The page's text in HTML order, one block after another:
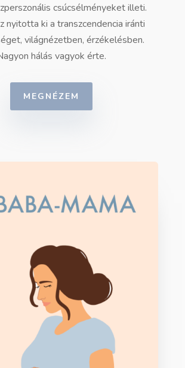
csúcsélményeket illeti.
nyitotta ki a transzcendencia iránti
világnézetben, érzékelésben.
hálás vagyok érte.
MEGNÉZEM